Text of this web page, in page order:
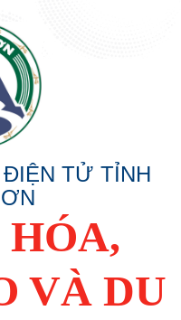
TỬ TỈNH
HÓA,
VÀ DU